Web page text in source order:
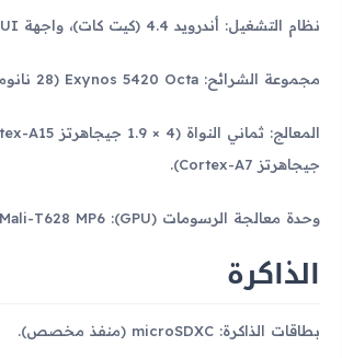
نظام التشغيل: أندرويد 4.4 (كيت كات)، واجهة TouchWiz UI.
مجموعة الشرائح: Exynos 5420 Octa (28 نانومتر).
جيجاهرتز Cortex-A7).
وحدة معالجة الرسومات (GPU): Mali-T628 MP6.
الذاكرة
بطاقات الذاكرة: microSDXC (منفذ مخصص).